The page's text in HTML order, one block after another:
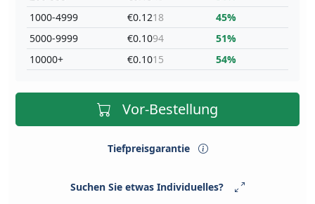
1000-4999
5000-9999
10000+
€0.1218
€0.1094
€0.1015
45%
51%
54%
Vor-Bestellung
Tiefpreisgarantie
Suchen Sie etwas Individuelles?